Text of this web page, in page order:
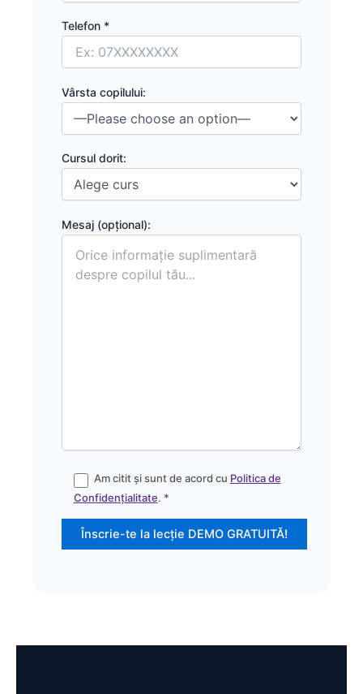
Telefon *
Vârsta copilului:
Cursul dorit:
Mesaj (opțional):
Am citit și sunt de acord cu Politica de
Confidențialitate. *